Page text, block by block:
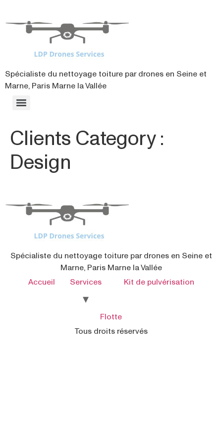
Spécialiste du nettoyage toiture par drones en Seine et
Marne, Paris Marne la Vallée
Clients Category :
Design
Spécialiste du nettoyage toiture par drones en Seine et
Marne, Paris Marne la Vallée
Accueil
Services Kit de pulvérisation
Flotte
Tous droits réservés